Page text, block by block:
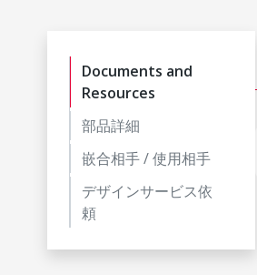
Documents and
Resources
部品詳細
嵌合相手 / 使用相手
デザインサービス依
頼